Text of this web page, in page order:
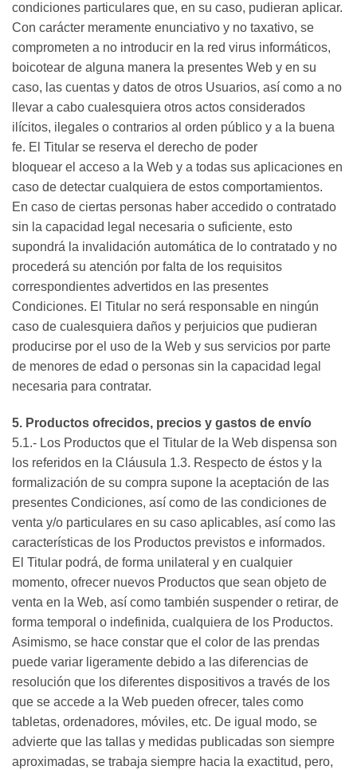
condiciones particulares que, en su caso, pudieran aplicar.
Con carácter meramente enunciativo y no taxativo, se
comprometen a no introducir en la red virus informáticos,
boicotear de alguna manera la presentes Web y en su
caso, las cuentas y datos de otros Usuarios, así como a no
llevar a cabo cualesquiera otros actos considerados
ilícitos, ilegales o contrarios al orden público y a la buena
fe. El Titular se reserva el derecho de poder
bloquear el acceso a la Web y a todas sus aplicaciones en
caso de detectar cualquiera de estos comportamientos.
En caso de ciertas personas haber accedido o contratado
sin la capacidad legal necesaria o suficiente, esto
supondrá la invalidación automática de lo contratado y no
procederá su atención por falta de los requisitos
correspondientes advertidos en las presentes
Condiciones. El Titular no será responsable en ningún
caso de cualesquiera daños y perjuicios que pudieran
producirse por el uso de la Web y sus servicios por parte
de menores de edad o personas sin la capacidad legal
necesaria para contratar.
5. Productos ofrecidos, precios y gastos de envío
5.1.- Los Productos que el Titular de la Web dispensa son
los referidos en la Cláusula 1.3. Respecto de éstos y la
formalización de su compra supone la aceptación de las
presentes Condiciones, así como de las condiciones de
venta y/o particulares en su caso aplicables, así como las
características de los Productos previstos e informados.
El Titular podrá, de forma unilateral y en cualquier
momento, ofrecer nuevos Productos que sean objeto de
venta en la Web, así como también suspender o retirar, de
forma temporal o indefinida, cualquiera de los Productos.
Asimismo, se hace constar que el color de las prendas
puede variar ligeramente debido a las diferencias de
resolución que los diferentes dispositivos a través de los
que se accede a la Web pueden ofrecer, tales como
tabletas, ordenadores, móviles, etc. De igual modo, se
advierte que las tallas y medidas publicadas son siempre
aproximadas, se trabaja siempre hacia la exactitud, pero,